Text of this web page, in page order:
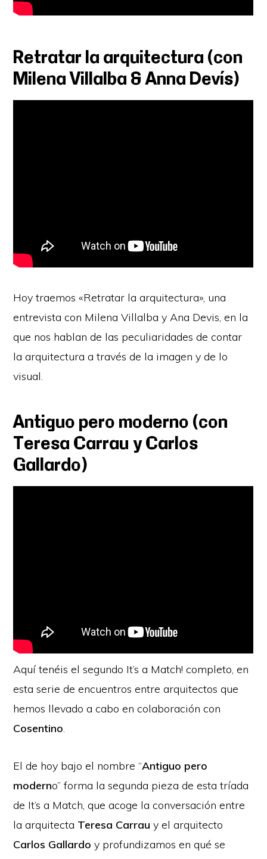
Retratar la arquitectura (con
Milena Villalba & Anna Devís)
Hoy traemos «Retratar la arquitectura», una
entrevista con Milena Villalba y Ana Devis, en la
que nos hablan de las peculiaridades de contar
la arquitectura a través de la imagen y de lo
visual.
Antiguo pero moderno (con
Teresa Carrau y Carlos
Gallardo)
Aquí tenéis el segundo It’s a Match! completo, en
esta serie de encuentros entre arquitectos que
hemos llevado a cabo en colaboración con
Cosentino.
El de hoy bajo el nombre “Antiguo pero
moderno” forma la segunda pieza de esta tríada
de It’s a Match, que acoge la conversación entre
la arquitecta Teresa Carrau y el arquitecto
Carlos Gallardo y profundizamos en qué se